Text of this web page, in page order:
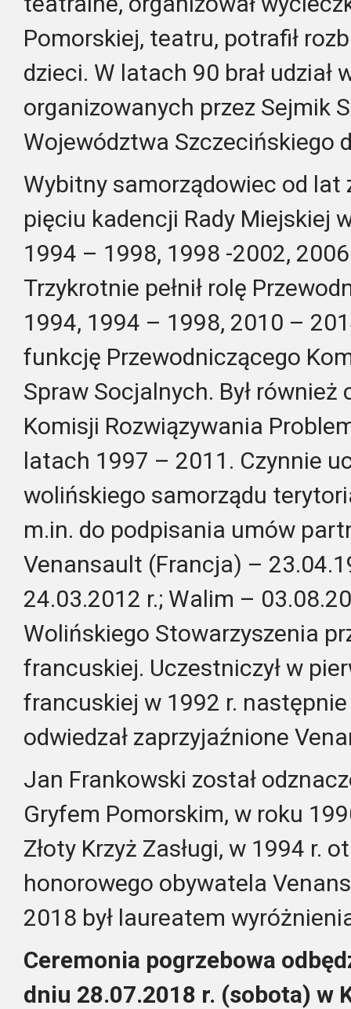
Pomorskiej, teatru, potrafił
dzieci. W latach 90 brał
organizowanych przez Sejmik
Województwa Szczecińskiego
Wybitny samorządowiec od lat
pięciu kadencji Rady Miejskiej
1994 – 1998, 1998 -2002,
Trzykrotnie pełnił rolę
1994, 1994 – 1998, 2010 –
funkcję Przewodniczącego
Spraw Socjalnych. Był również
Komisji Rozwiązywania
latach 1997 – 2011. Czynnie
wolińskiego samorządu
m.in. do podpisania umów
Venansault (Francja) –
24.03.2012 r.; Walim –
Wolińskiego Stowarzyszenia
francuskiej. Uczestniczył w
francuskiej w 1992 r.
odwiedzał zaprzyjaźnione
Jan Frankowski został
Gryfem Pomorskim, w roku
Złoty Krzyż Zasługi, w 1994 r.
honorowego obywatela
2018 był laureatem
Ceremonia pogrzebowa
dniu 28.07.2018 r. (sobota) w